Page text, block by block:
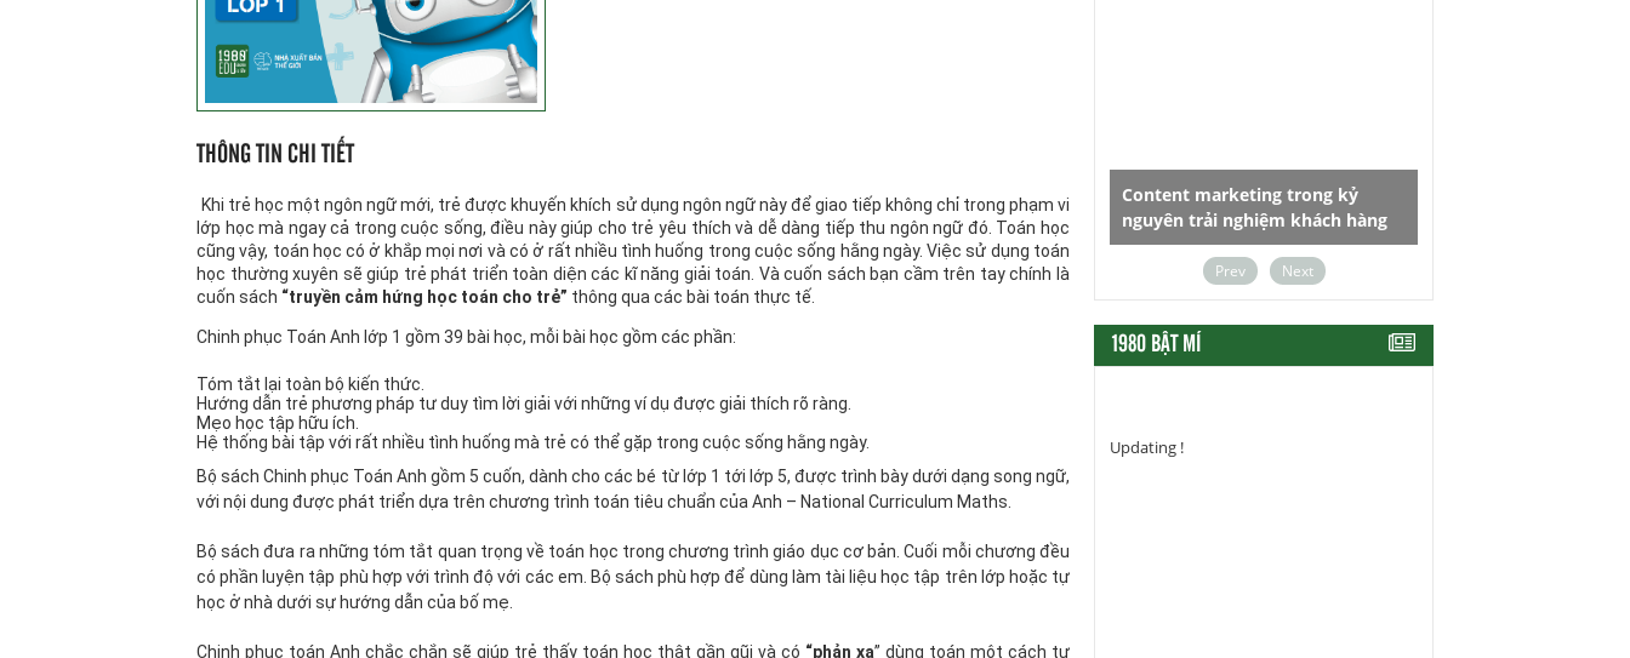
THÔNG TIN CHI TIẾT
Khi trẻ học một ngôn ngữ mới, trẻ được khuyến khích sử dụng ngôn ngữ này để giao tiếp không chỉ trong phạm vi
lớp học mà ngay cả trong cuộc sống, điều này giúp cho trẻ yêu thích và dễ dàng tiếp thu ngôn ngữ đó. Toán học
cũng vậy, toán học có ở khắp mọi nơi và có ở rất nhiều tình huống trong cuộc sống hằng ngày. Việc sử dụng toán
học thường xuyên sẽ giúp trẻ phát triển toàn diện các kĩ năng giải toán. Và cuốn sách bạn cầm trên tay chính là
cuốn sách “truyền cảm hứng học toán cho trẻ” thông qua các bài toán thực tế.
Chinh phục Toán Anh lớp 1 gồm 39 bài học, mỗi bài học gồm các phần:
Tóm tắt lại toàn bộ kiến thức.
Hướng dẫn trẻ phương pháp tư duy tìm lời giải với những ví dụ được giải thích rõ ràng.
Mẹo học tập hữu ích.
Hệ thống bài tập với rất nhiều tình huống mà trẻ có thể gặp trong cuộc sống hằng ngày.
Bộ sách Chinh phục Toán Anh gồm 5 cuốn, dành cho các bé từ lớp 1 tới lớp 5, được trình bày dưới dạng song ngữ,
với nội dung được phát triển dựa trên chương trình toán tiêu chuẩn của Anh – National Curriculum Maths.
Bộ sách đưa ra những tóm tắt quan trọng về toán học trong chương trình giáo dục cơ bản. Cuối mỗi chương đều
có phần luyện tập phù hợp với trình độ với các em. Bộ sách phù hợp để dùng làm tài liệu học tập trên lớp hoặc tự
học ở nhà dưới sự hướng dẫn của bố mẹ.
Chinh phục toán Anh chắc chắn sẽ giúp trẻ thấy toán học thật gần gũi và có “phản xạ” dùng toán một cách tự
Nên Giá Trị Toyota
SÁNG HOAN CA CHIỀU THƯỞNG
RƯỢU
Content marketing trong kỷ
nguyên trải nghiệm khách hàng
Prev Next
1980 BẬT MÍ